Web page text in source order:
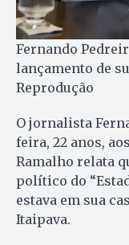
Fernando
lançamento de
Reprodução
O jornalista
feira, 22 anos,
Ramalho relata
político do
estava em sua
Itaipava.